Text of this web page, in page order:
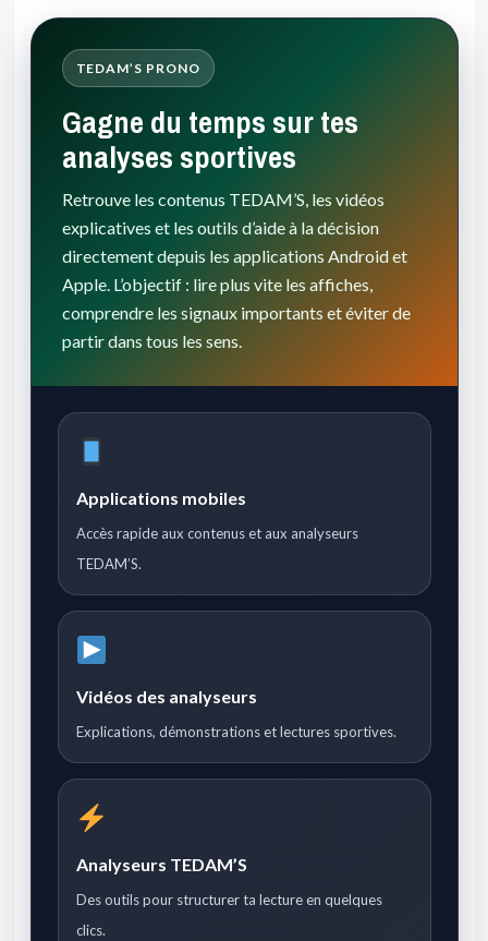
TEDAM’S PRONO
Gagne du temps sur tes
analyses sportives
Retrouve les contenus TEDAM’S, les vidéos
explicatives et les outils d’aide à la décision
directement depuis les applications Android et
Apple. L’objectif : lire plus vite les affiches,
comprendre les signaux importants et éviter de
partir dans tous les sens.
Applications mobiles
Accès rapide aux contenus et aux analyseurs
TEDAM’S.
Vidéos des analyseurs
Explications, démonstrations et lectures sportives.
Analyseurs TEDAM’S
Des outils pour structurer ta lecture en quelques
clics.